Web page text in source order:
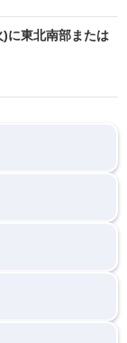
東北南部または